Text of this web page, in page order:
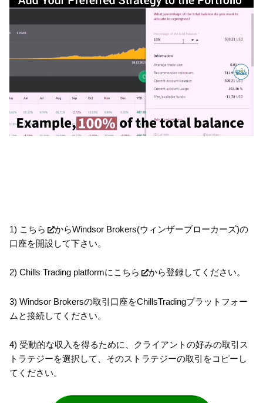
1) こちら
からWindsor Brokers(ウィンザーブローカーズ)の
口座を開設して下さい。
2) Chills Trading platformに こちら から登録してください。
3) Windsor Brokersの取引口座をChillsTradingプラットフォー
ムと接続してください。
4) 受動的な収入を得るために、クライアントの好みの取引ス
トラテジーを選択して、そのストラテジーの取引をコピーし
てください。